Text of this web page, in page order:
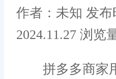
作者：未知 发布
2024.11.27 浏览
拼多多商家